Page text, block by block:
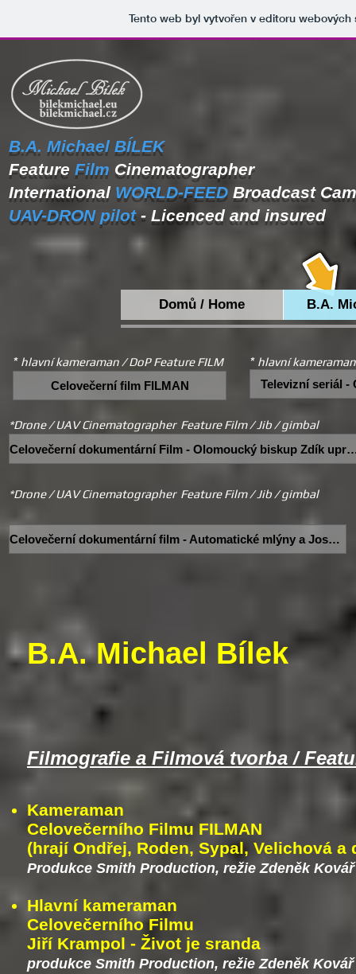
Tento web byl vytvořen v editoru
B.A. Michael BÍLEK
Feature Film Cinematographer
International WORLD-FEED Broadcast
UAV-DRON pilot - Licenced and insured
Domů / Home B.A.
* hlavní kameraman / DoP Feature FILM
Celovečerní film FILMAN
* hlavní
Televizní seriál -
*Drone / UAV Cinematographer Feature Film / Jib / gimbal
Celovečerní dokumentární Film - Olomoucký
*Drone / UAV Cinematographer Feature Film / Jib / gimbal
Celovečerní dokumentární film - Automatické mlýny a Josef Gočár
B.A. Michael Bílek
Filmografie a Filmová tvorba /
Kameraman
Celovečerního Filmu FILMAN
(hrají Ondřej, Roden, Sypal, Velichová a
Produkce Smith Production, režie Zdeněk Kovář
Hlavní kameraman
Celovečerního Filmu
Jiří Krampol - Život je sranda
produkce Smith Production, režie Zdeněk Kovář